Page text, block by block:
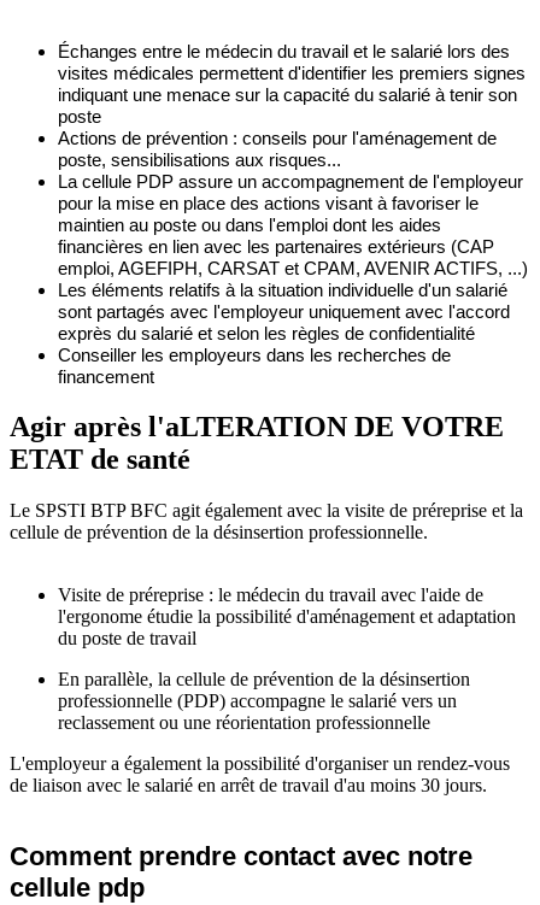
Échanges entre le médecin du travail et le salarié lors des
visites médicales permettent d'identifier les premiers signes
indiquant une menace sur la capacité du salarié à tenir son
poste
Actions de prévention : conseils pour l'aménagement de
poste, sensibilisations aux risques...
La cellule PDP assure un accompagnement de l'employeur
pour la mise en place des actions visant à favoriser le
maintien au poste ou dans l'emploi dont les aides
financières en lien avec les partenaires extérieurs (CAP
emploi, AGEFIPH, CARSAT et CPAM, AVENIR ACTIFS, ...)
Les éléments relatifs à la situation individuelle d'un salarié
sont partagés avec l'employeur uniquement avec l'accord
exprès du salarié et selon les règles de confidentialité
Conseiller les employeurs dans les recherches de
financement
Agir après l'aLTERATION DE VOTRE
ETAT de santé
Le SPSTI BTP BFC agit également avec la visite de préreprise et la
cellule de prévention de la désinsertion professionnelle.
Visite de préreprise : le médecin du travail avec l'aide de
l'ergonome étudie la possibilité d'aménagement et adaptation
du poste de travail
En parallèle, la cellule de prévention de la désinsertion
professionnelle (PDP) accompagne le salarié vers un
reclassement ou une réorientation professionnelle
L'employeur a également la possibilité d'organiser un rendez-vous
de liaison avec le salarié en arrêt de travail d'au moins 30 jours.
Comment prendre contact avec notre
cellule pdp